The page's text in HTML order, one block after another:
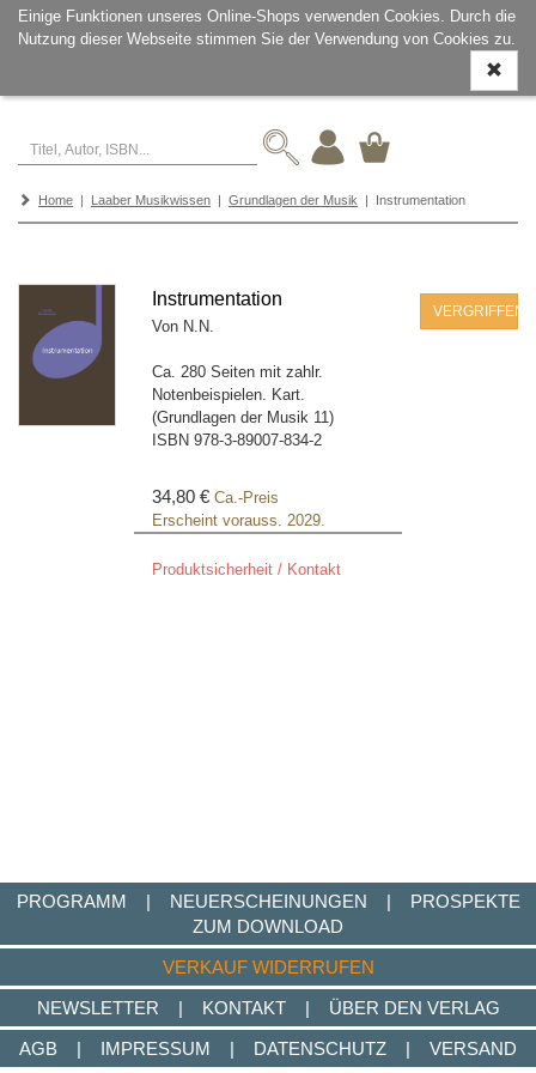
Einige Funktionen unseres Online-Shops verwenden Cookies. Durch die
Nutzung dieser Webseite stimmen Sie der Verwendung von Cookies zu.
ein-/
Home | Laaber Musikwissen | Grundlagen der Musik | Instrumentation
Instrumentation
Von N.N.
Ca. 280 Seiten mit zahlr.
Notenbeispielen. Kart.
(Grundlagen der Musik 11)
ISBN 978-3-89007-834-2
34,80 € Ca.-Preis
Erscheint vorauss. 2029.
VERGRIFFEN
Produktsicherheit / Kontakt
PROGRAMM | NEUERSCHEINUNGEN |
PROSPEKTE
ZUM DOWNLOAD
VERKAUF WIDERRUFEN
NEWSLETTER
| KONTAKT |
ÜBER DEN VERLAG
AGB
| IMPRESSUM | DATENSCHUTZ | VERSAND